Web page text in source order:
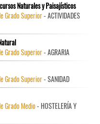
Naturales y Paisajísticos
Grado Superior- ACTIVIDADES
Grado Superior- AGRARIA
Grado Superior- SANIDAD
Grado Medio- HOSTELERÍA Y